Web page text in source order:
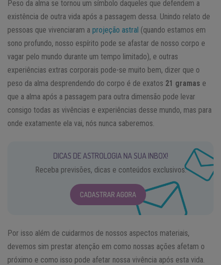
Peso da alma se tornou um símbolo daqueles que defendem a
existência de outra vida após a passagem dessa. Unindo relato de
pessoas que vivenciaram a projeção astral (quando estamos em
sono profundo, nosso espírito pode se afastar de nosso corpo e
vagar pelo mundo durante um tempo limitado), e outras
experiências extras corporais pode-se muito bem, dizer que o
peso da alma desprendendo do corpo é de exatos 21 gramas e
que a alma após a passagem para outra dimensão pode levar
consigo todas as vivências e experiências desse mundo, mas para
onde exatamente ela vai, nós nunca saberemos.
DICAS DE ASTROLOGIA NA SUA INBOX!
Receba previsões, dicas e conteúdos exclusivos.
CADASTRAR AGORA
Por isso além de cuidarmos de nossos aspectos materiais,
devemos sim prestar atenção em como nossas ações afetam o
próximo e como isso pode afetar nossa vivência após esta vida.